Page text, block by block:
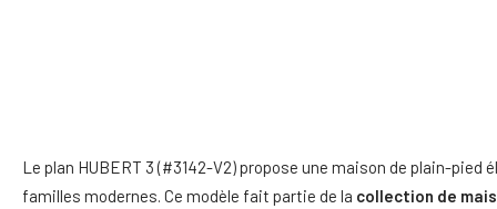
Le plan HUBERT 3 (#3142-V2) propose une maison de plain-
familles modernes. Ce modèle fait partie de la collection de